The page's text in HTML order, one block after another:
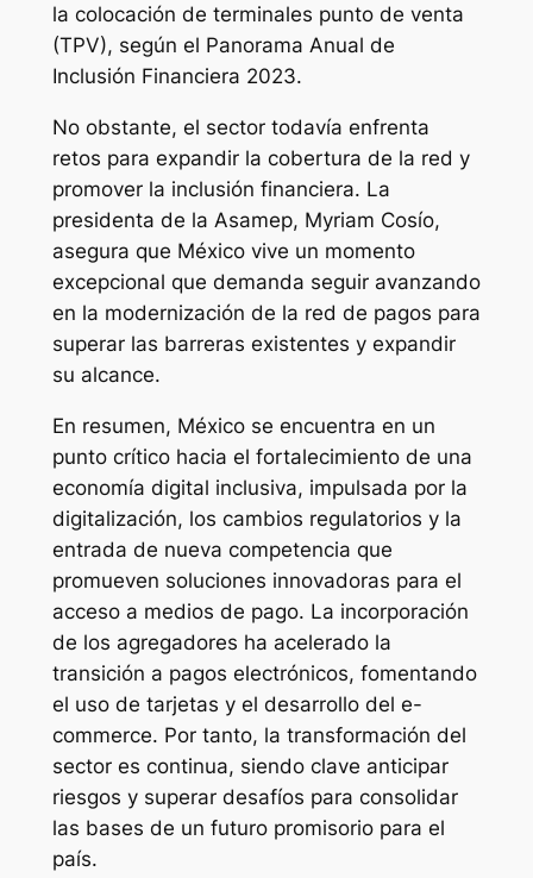
la colocación de terminales punto de venta
(TPV), según el Panorama Anual de
Inclusión Financiera 2023.
No obstante, el sector todavía enfrenta
retos para expandir la cobertura de la red y
promover la inclusión financiera. La
presidenta de la Asamep, Myriam Cosío,
asegura que México vive un momento
excepcional que demanda seguir avanzando
en la modernización de la red de pagos para
superar las barreras existentes y expandir
su alcance.
En resumen, México se encuentra en un
punto crítico hacia el fortalecimiento de una
economía digital inclusiva, impulsada por la
digitalización, los cambios regulatorios y la
entrada de nueva competencia que
promueven soluciones innovadoras para el
acceso a medios de pago. La incorporación
de los agregadores ha acelerado la
transición a pagos electrónicos, fomentando
el uso de tarjetas y el desarrollo del e-
commerce. Por tanto, la transformación del
sector es continua, siendo clave anticipar
riesgos y superar desafíos para consolidar
las bases de un futuro promisorio para el
país.